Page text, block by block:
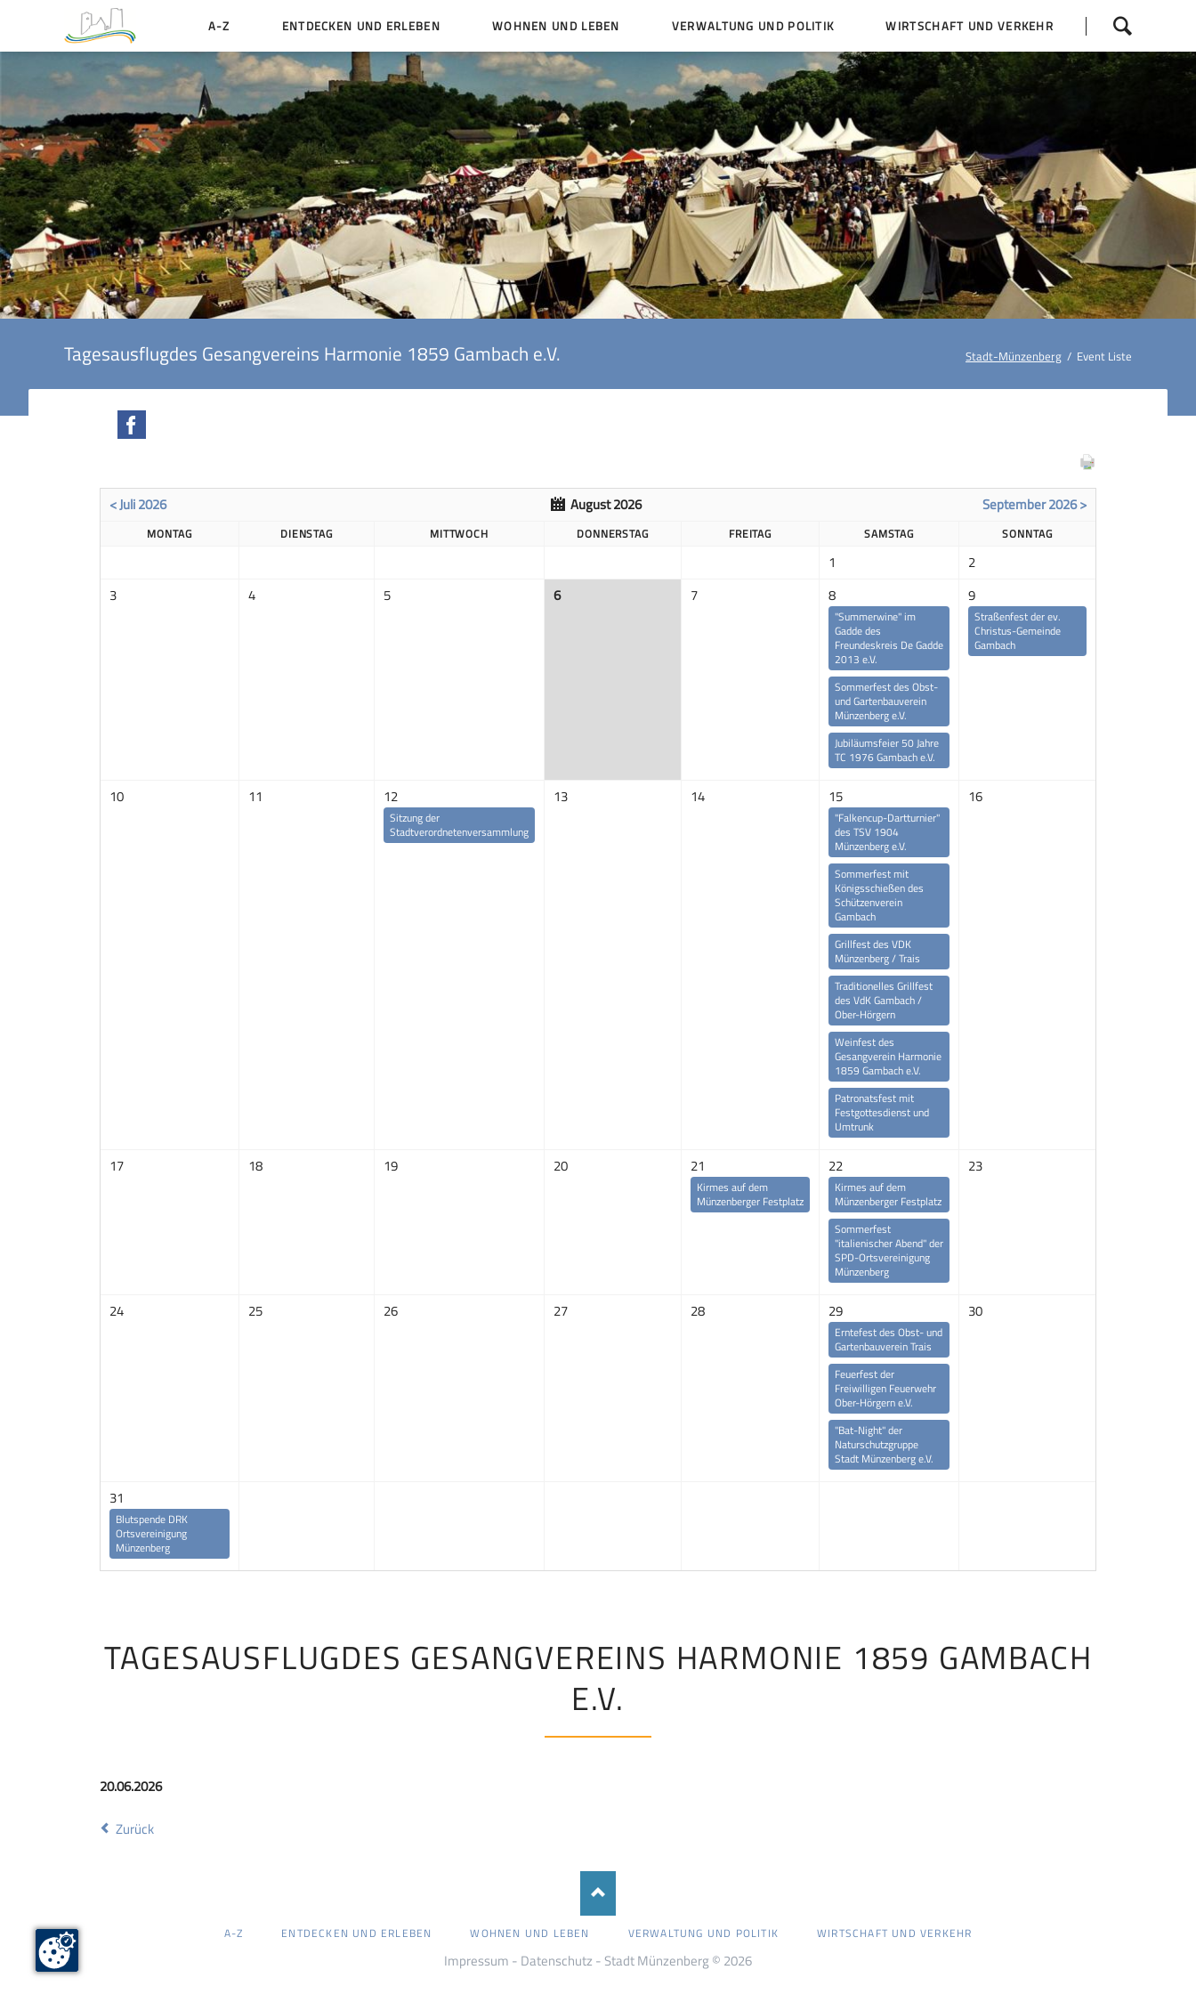
überspringen
A-Z ENTDECKEN UND ERLEBEN
Geschichte der Stadt
Sehenswertes
Aktiv erleben
Essen und Übernachten
Heiraten in Münzenberg
WOHNEN UND LEBEN
Kinder und Jugendliche
Miteinander leben
Vereine
Bürger- und Kulturhäuser
Kirchengemeinden
VERWALTUNG UND POLITIK
Bürgerservice von A bis Z
Mängelmelder
Veröffentlichungen
Ämter und Ansprechpartner
Stellenausschreibungen
Politische Gremien
WIRTSCHAFT UND VERKEHR
Dorfentwicklung (IKEK)
Bauleitpläne
Baumaßnahmen
Busfahrpläne
E-Ladesäule
Tagesausflugdes Gesangvereins Harmonie 1859 Gambach e.V. Stadt-Münzenberg Event Liste
< Juli 2026 August 2026 September 2026 >
MONTAG DIENSTAG MITTWOCH DONNERSTAG FREITAG SAMSTAG SONNTAG
1
2
3
4 5 6 7 8
"Summerwine" im
Gadde des
Freundeskreis De Gadde
2013 e.V.
Sommerfest des Obst-
und Gartenbauverein
Münzenberg e.V.
Jubiläumsfeier 50 Jahre
TC 1976 Gambach e.V.
9
Straßenfest der ev.
Christus-Gemeinde
Gambach
10 11 12
Sitzung der
Stadtverordnetenversammlung
13 14 15
"Falkencup-Dartturnier"
des TSV 1904
Münzenberg e.V.
Sommerfest mit
Königsschießen des
Schützenverein
Gambach
Grillfest des VDK
Münzenberg / Trais
Traditionelles Grillfest
des VdK Gambach /
Ober-Hörgern
Weinfest des
Gesangverein Harmonie
1859 Gambach e.V.
Patronatsfest mit
Festgottesdienst und
Umtrunk
16
17 18 19 20 21
Kirmes auf dem
Münzenberger Festplatz
22
Kirmes auf dem
Münzenberger Festplatz
Sommerfest
"italienischer Abend" der
SPD-Ortsvereinigung
Münzenberg
23
24 25 26 27 28 29
Erntefest des Obst- und
Gartenbauverein Trais
Feuerfest der
Freiwilligen Feuerwehr
Ober-Hörgern e.V.
"Bat-Night" der
Naturschutzgruppe
Stadt Münzenberg e.V.
30
31
Blutspende DRK
Ortsvereinigung
Münzenberg
TAGESAUSFLUGDES GESANGVEREINS HARMONIE 1859 GAMBACH
E.V.
20.06.2026
Zurück
ÜBERSPRINGEN
A-Z ENTDECKEN UND ERLEBEN WOHNEN UND LEBEN VERWALTUNG UND POLITIK WIRTSCHAFT UND VERKEHR
Impressum - Datenschutz - Stadt Münzenberg © 2026